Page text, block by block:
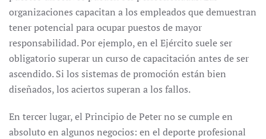
organizaciones capacitan a los empleados que demuestran
tener potencial para ocupar puestos de mayor
responsabilidad. Por ejemplo, en el Ejército suele ser
obligatorio superar un curso de capacitación antes de ser
ascendido. Si los sistemas de promoción están bien
diseñados, los aciertos superan a los fallos.
En tercer lugar, el Principio de Peter no se cumple en
absoluto en algunos negocios: en el deporte profesional